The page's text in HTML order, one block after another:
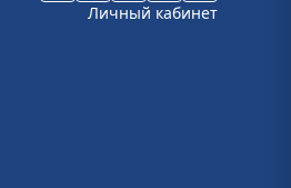
Личный кабинет